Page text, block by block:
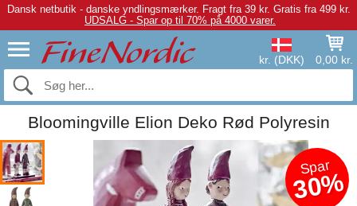
Dansk netbutik - danske yndlingsmærker. Fragt fra 39 kr. Gratis fra 499 kr.
UDSALG - Spar op til 70% på 4000 varer.
kr. (DKK) 0,00 kr.
Bloomingville Elion Deko Rød Polyresin
Spar
30%